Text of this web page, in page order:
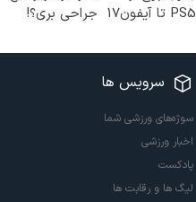
PS5 تا آیفون17 جراحی بری؟!
پر کن◖
سرویس ها
سوژه‌های ورزشی شما
اخبار ورزشی
پادکست
لیگ ها و رقابت ها